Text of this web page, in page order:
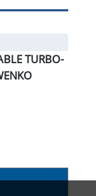
TURBO-